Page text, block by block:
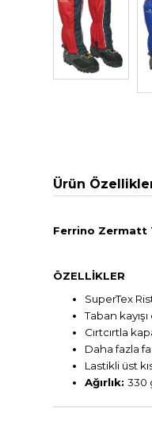
Ürün
Ferrino Zermatt
ÖZELLİKLER
SuperTex
Taban
Cırtcırtla
Daha fazla
Lastikli üst
Ağırlık: 330